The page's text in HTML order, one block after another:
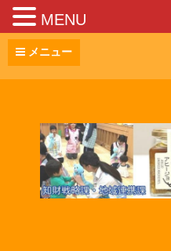
コ
メニュー
MENU